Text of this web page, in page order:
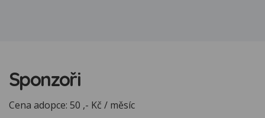
Sponzoři
Cena adopce: 50 ,- Kč / měsíc